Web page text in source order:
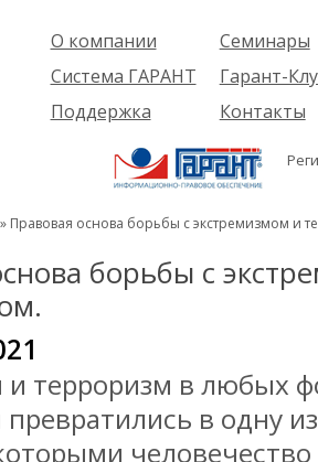
О компании
Компания
Проекты
Партнеры
Вакансии
Реквизиты
Информация
Система ГАРАНТ
О системе
решения
Комплекты
Новинки
Поддержка
Пользователям
Будущим
пользователям
Семинары
Об услуге
семинары
Гарант-
Контакты
Правовая основа борьбы с экстремизмом и
борьбы с
и терроризм в любых
в одну